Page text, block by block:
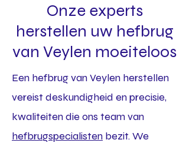
Onze experts
herstellen uw hefbrug
van Veylen moeiteloos
Een hefbrug van Veylen herstellen
vereist deskundigheid en precisie,
kwaliteiten die ons team van
hefbrugspecialisten bezit. We